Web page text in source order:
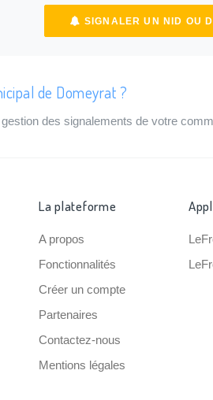
SIGNALER UN NID OU
de Domeyrat ?
des signalements de votre
La plateforme
A propos
Fonctionnalités
Créer un compte
Partenaires
Contactez-nous
Mentions légales